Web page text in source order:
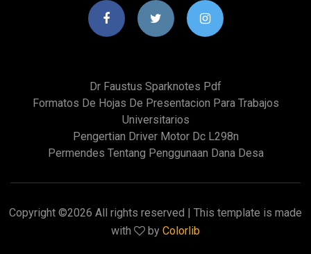
Dr Faustus Sparknotes Pdf
Formatos De Hojas De Presentacion Para Trabajos
Universitarios
Pengertian Driver Motor Dc L298n
Permendes Tentang Penggunaan Dana Desa
Copyright ©2026 All rights reserved | This template is made
with
by Colorlib